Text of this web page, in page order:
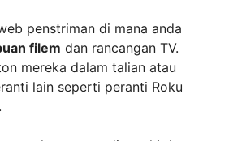
penstriman di mana anda
filem dan rancangan TV.
mereka dalam talian atau
lain seperti peranti Roku